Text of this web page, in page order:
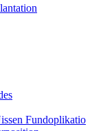
Fundoplikatio